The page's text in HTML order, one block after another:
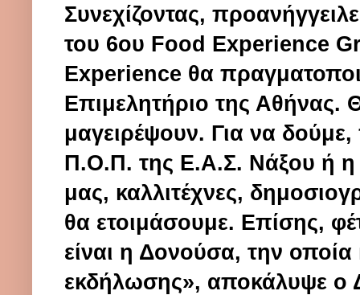
Συνεχίζοντας,
του 6ου Food Experience
Experience θα
Επιμελητήριο της Αθήνας.
μαγειρέψουν. Για να
Π.Ο.Π. της Ε.Α.Σ. Νάξου ή η
μας, καλλιτέχνες,
θα ετοιμάσουμε. Επίσης,
είναι η Δονούσα, την
εκδήλωσης», αποκάλυψε ο